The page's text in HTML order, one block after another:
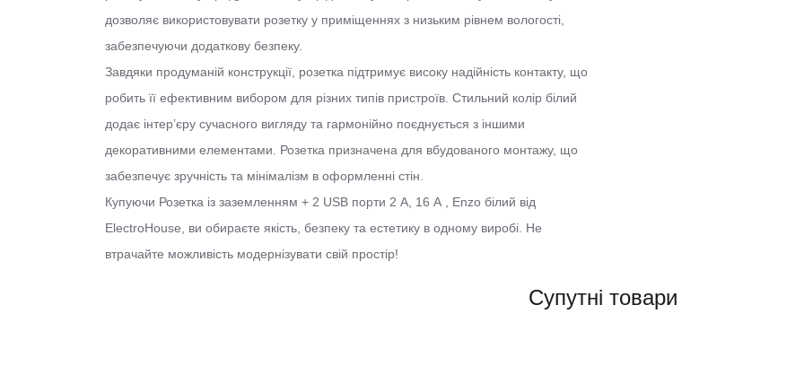
дозволяє використовувати розетку у приміщеннях з низьким рівнем вологості,
забезпечуючи додаткову безпеку.
Завдяки продуманій конструкції, розетка підтримує високу надійність контакту, що
робить її ефективним вибором для різних типів пристроїв. Стильний колір білий
додає інтер’єру сучасного вигляду та гармонійно поєднується з іншими
декоративними елементами. Розетка призначена для вбудованого монтажу, що
забезпечує зручність та мінімалізм в оформленні стін.
Купуючи Розетка із заземленням + 2 USB порти 2 A, 16 А , Enzo білий від
ElectroHouse, ви обираєте якість, безпеку та естетику в одному виробі. Не
втрачайте можливість модернізувати свій простір!
Супутні товари